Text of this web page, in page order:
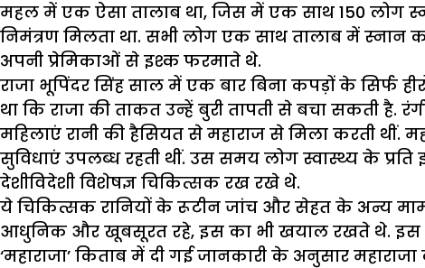
महल में एक ऐसा तालाब था, जिस में एक साथ 150 लोग
निमंत्रण मिलता था. सभी लोग एक साथ तालाब में स्नान
अपनी प्रेमिकाओं से इश्क फरमाते थे.
राजा भूपिंदर सिंह साल में एक बार बिना कपड़ों के सिर्फ
था कि राजा की ताकत उन्हें बुरी तापती से बचा सकती है.
महिलाएं रानी की हैसियत से महाराज से मिला करती
सुविधाएं उपलब्ध रहती थीं. उस समय लोग स्वास्थ्य के
देशीविदेशी विशेषज्ञ चिकित्सक रख रखे थे.
ये चिकित्सक रानियों के रूटीन जांच और सेहत के अन्य
आधुनिक और खूबसूरत रहे, इस का भी खयाल रखते थे. इस
‘महाराजा’ किताब में दी गई जानकारी के अनुसार